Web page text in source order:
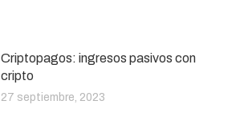
Criptopagos: ingresos pasivos con
cripto
27 septiembre, 2023